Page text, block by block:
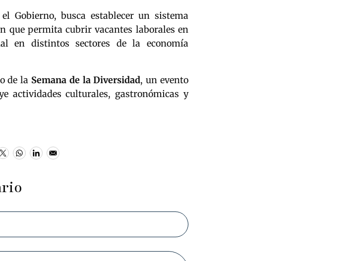
Gobierno, busca establecer un sistema
que permita cubrir vacantes laborales en
en distintos sectores de la economía
de la Semana de la Diversidad, un evento
actividades culturales, gastronómicas y